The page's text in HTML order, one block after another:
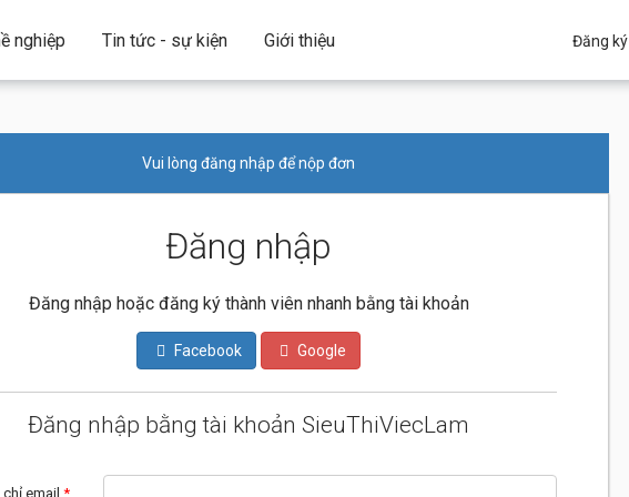
nghiệp Tin tức - sự kiện Giới thiệu Đăng ký
Vui lòng đăng nhập để nộp đơn
Đăng nhập
Đăng nhập hoặc đăng ký thành viên nhanh bằng tài khoản
Facebook Google
Đăng nhập bằng tài khoản SieuThiViecLam
email *